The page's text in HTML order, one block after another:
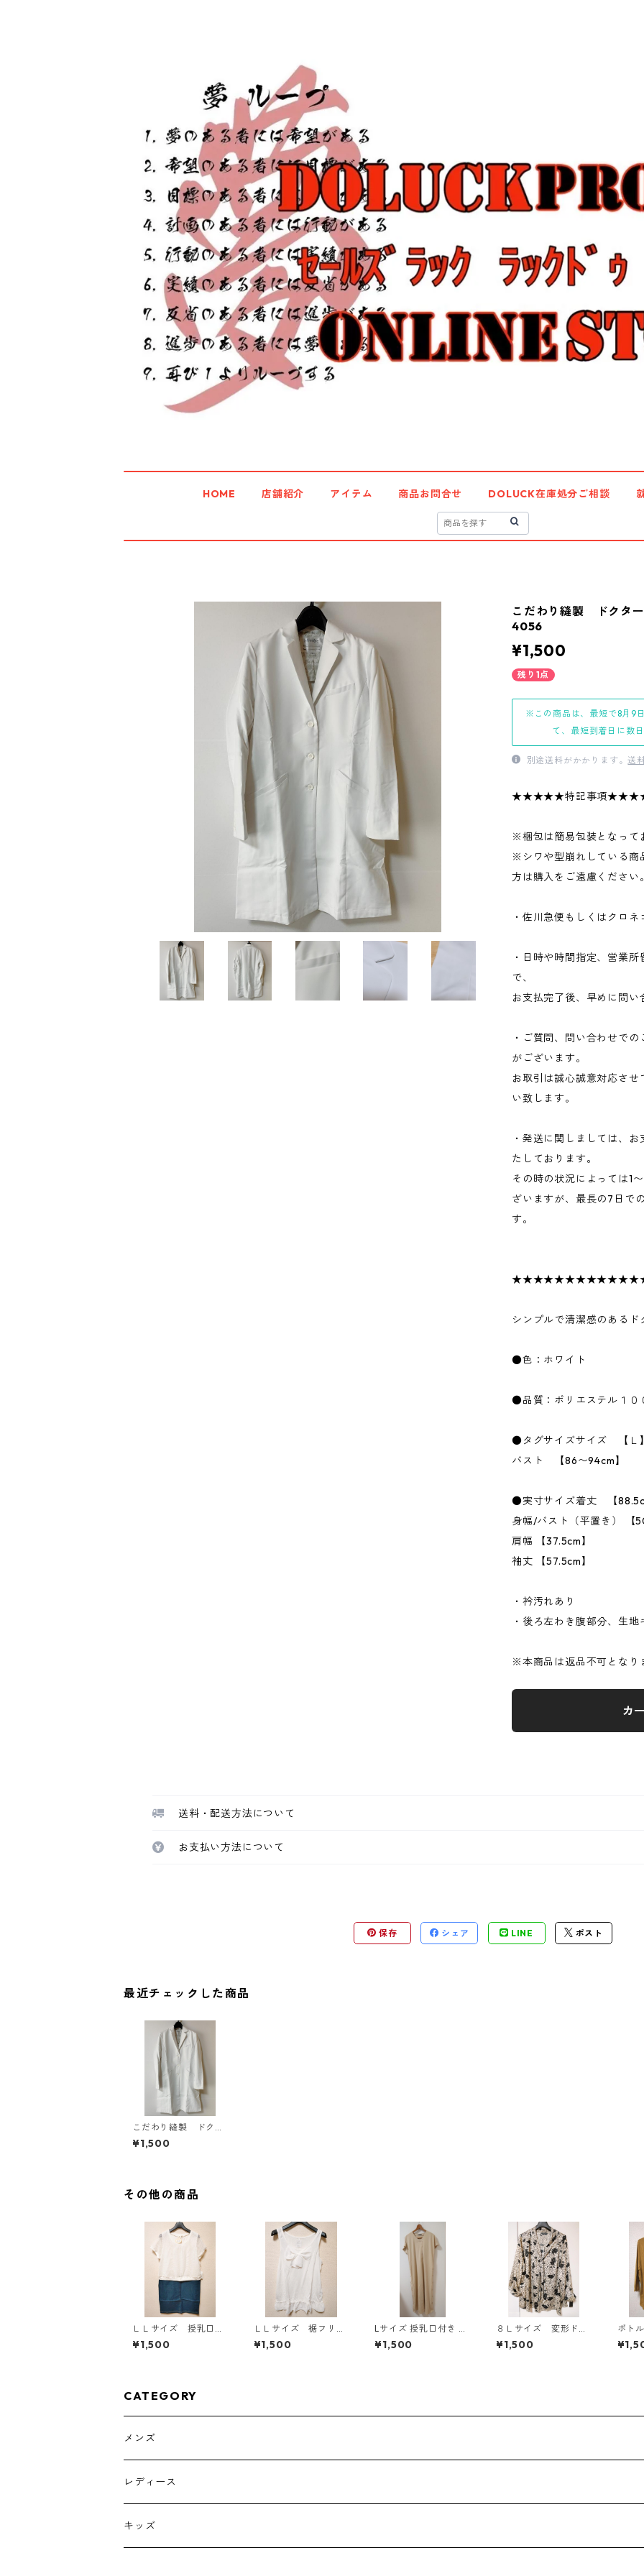
HOME 店舗紹介 アイテム 商品お問合せ DOLUCK在庫処分ご相談
こだわり縫製 ドク
4056
¥1,500
残り1点
※この商品は、最短で8月9
て、最短到着日に数
別途送料がかかります。送
★★★★★特記事項
※梱包は簡易包装となって
※シワや型崩れしている商
方は購入をご遠慮ください。
・佐川急便もしくはクロネ
・日時や時間指定、営業
で、
お支払完了後、早めに問い
・ご質問、問い合わせで
がございます。
お取引は誠心誠意対応さ
い致します。
・発送に関しましては、
たしております。
その時の状況によっては1
ざいますが、最長の7日で
す。
シンプルで清潔感のある
●色：ホワイト
●品質：ポリエステル１０
●タグサイズサイズ 【Ｌ】
バスト 【86〜94cm】
●実寸サイズ着丈 【
身幅/バスト（平置き） 【
肩幅 【37.5cm】
袖丈 【57.5cm】
・衿汚れあり
・後ろ左わき腹部分、生地
※本商品は返品不可となり
カ
送料・配送方法について
お支払い方法について
保存 シェア LINE ポスト
最近チェックした商品
こだわり縫製 ドクタ
ーコート Ｌ ホワイ
ト KAE-4056
¥1,500
その他の商品
ＬＬサイズ 授乳口付
き マタニティ ドッ
キングワンピース ホ
¥1,500
ＬＬサイズ 裾フリ
ル リボン付きタンク
トップ オフホワイ
¥1,500
Lサイズ 授乳口付き サ
イドボタンデザイン ワ
ンピース マタニティ
¥1,500
８Ｌサイズ 変形ドッ
ト 花柄 ボウタイブ
ラウス オフホワイ
¥1,500
ボト
カッ
スタ
CATEGORY
メンズ
トップス
ボトムス
レディース
トップス
キッズ